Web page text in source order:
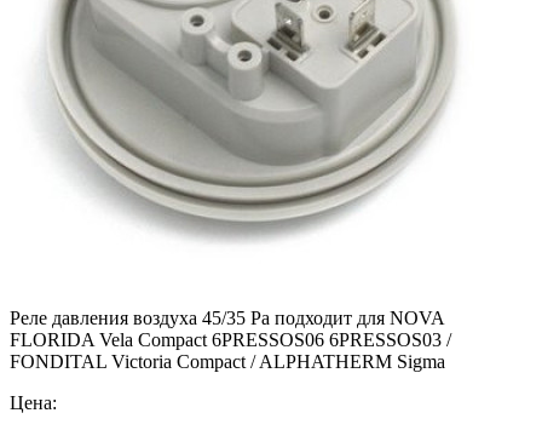
Реле давления воздуха 45/35 Pa подходит для NOVA
FLORIDA Vela Compact 6PRESSOS06 6PRESSOS03 /
FONDITAL Victoria Compact / ALPHATHERM Sigma
Цена: